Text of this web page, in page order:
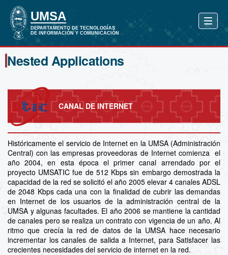
Nested Applications
CANAL DE INTERNET
Históricamente el servicio de Internet en la UMSA (Administración
Central) con las empresas proveedoras de Internet comienza el
año 2004, en esta época el primer canal arrendado por el
proyecto UMSATIC fue de 512 Kbps sin embargo demostrada la
capacidad de la red se solicitó el año 2005 elevar 4 canales ADSL
de 2048 Kbps cada una con la finalidad de cubrir las demandas
en Internet de los usuarios de la administración central de la
UMSA y algunas facultades. El año 2006 se mantiene la cantidad
de canales pero se realiza un contrato con vigencia de un año. Al
ritmo que crecía la red de datos de la UMSA hace necesario
incrementar los canales de salida a Internet, para Satisfacer las
crecientes necesidades del servicio de internet en la red.